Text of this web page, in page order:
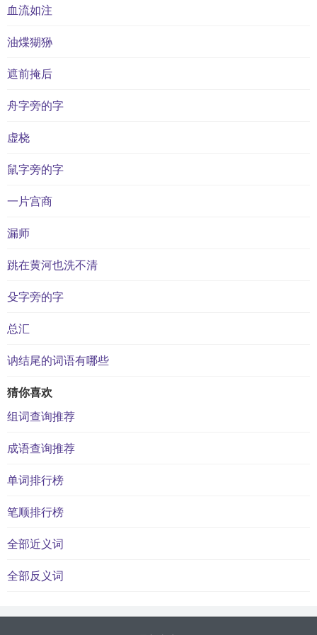
血流如注
油煠猢狲
遮前掩后
舟字旁的字
虚桡
鼠字旁的字
一片宫商
漏师
跳在黄河也洗不清
殳字旁的字
总汇
讷结尾的词语有哪些
猜你喜欢
组词查询推荐
成语查询推荐
单词排行榜
笔顺排行榜
全部近义词
全部反义词